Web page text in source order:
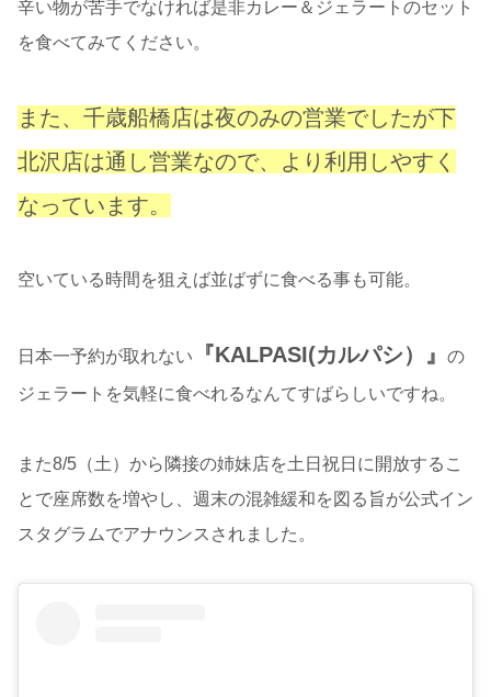
辛い物が苦手でなければ是非カレー＆ジェラートのセット
を食べてみてください。
また、千歳船橋店は夜のみの営業でしたが下
北沢店は通し営業なので、より利用しやすく
なっています。
空いている時間を狙えば並ばずに食べる事も可能。
日本一予約が取れない 『KALPASI(カルパシ）』
の
ジェラートを気軽に食べれるなんてすばらしいですね。
また8/5（土）から隣接の姉妹店を土日祝日に開放するこ
とで座席数を増やし、週末の混雑緩和を図る旨が公式イン
スタグラムでアナウンスされました。